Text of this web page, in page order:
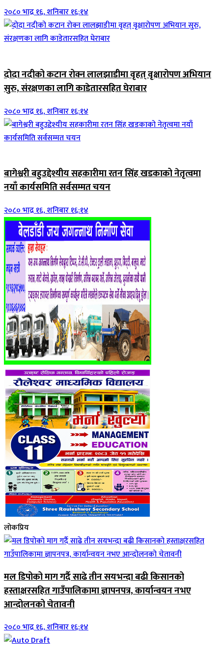
२०८० भाद्र १६, शनिबार १६:१४
दोदा नदीको कटान रोक्न लालझाडीमा वृहत् वृक्षारोपण अभियान
सुरु, संरक्षणका लागि काडेतारसहित घेराबार
२०८० भाद्र १६, शनिबार १६:१४
बागेश्वरी बहुउद्देश्यीय सहकारीमा रतन सिंह खडकाको नेतृत्वमा
नयाँ कार्यसमिति सर्वसम्मत चयन
२०८० भाद्र १६, शनिबार १६:१४
लोकप्रिय
मल डिपोको माग गर्दै साढे तीन सयभन्दा बढी किसानको
हस्ताक्षरसहित गाउँपालिकामा ज्ञापनपत्र, कार्यान्वयन नभए
आन्दोलनको चेतावनी
२०८० भाद्र १६, शनिबार १६:१४